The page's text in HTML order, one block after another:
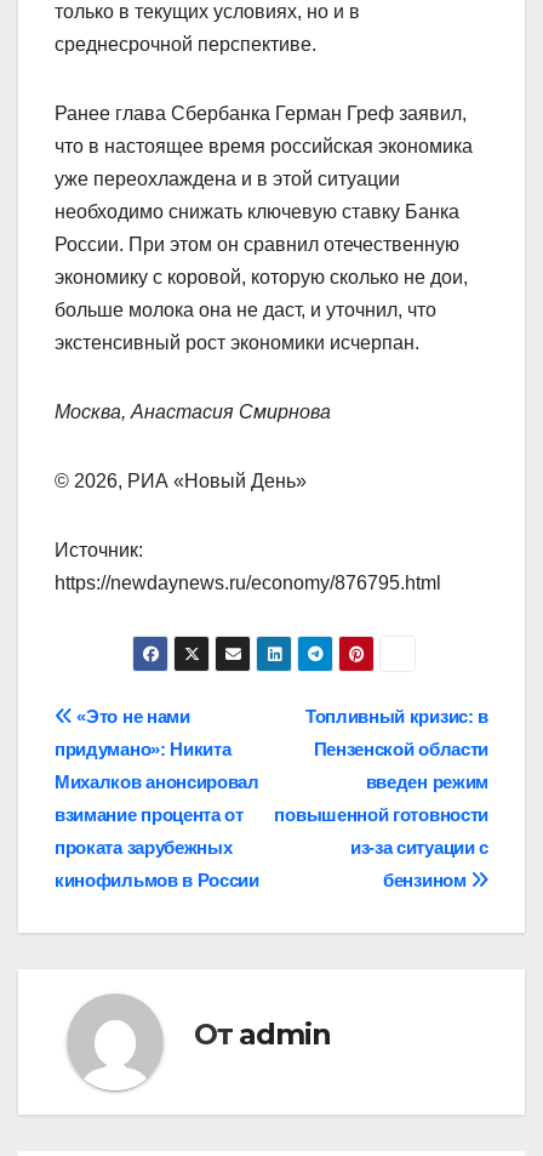
только в текущих условиях, но и в
среднесрочной перспективе.
Ранее глава Сбербанка Герман Греф заявил,
что в настоящее время российская экономика
уже переохлаждена и в этой ситуации
необходимо снижать ключевую ставку Банка
России. При этом он сравнил отечественную
экономику с коровой, которую сколько не дои,
больше молока она не даст, и уточнил, что
экстенсивный рост экономики исчерпан.
Москва, Анастасия Смирнова
© 2026, РИА «Новый День»
Источник:
https://newdaynews.ru/economy/876795.html
Навигация
по
записям
Топливный кризис: в
Пензенской области
введен режим
повышенной готовности
из-за ситуации с
бензином
«Это не нами
придумано»: Никита
Михалков анонсировал
взимание процента от
проката зарубежных
кинофильмов в России
От admin